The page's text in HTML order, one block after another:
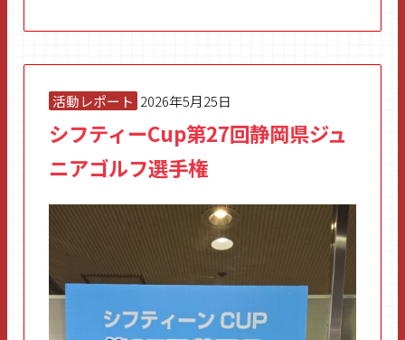
活動レポート 2026年5月25日
シフティーCup第27回静岡県ジュ
ニアゴルフ選手権